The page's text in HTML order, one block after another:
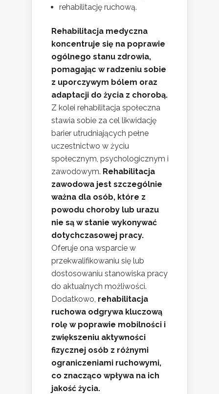
rehabilitację ruchową.
Rehabilitacja medyczna
koncentruje się na poprawie
ogólnego stanu zdrowia,
pomagając w radzeniu sobie
z uporczywym bólem oraz
adaptacji do życia z chorobą.
Z kolei rehabilitacja społeczna
stawia sobie za cel likwidację
barier utrudniających pełne
uczestnictwo w życiu
społecznym, psychologicznym i
zawodowym. Rehabilitacja
zawodowa jest szczególnie
ważna dla osób, które z
powodu choroby lub urazu
nie są w stanie wykonywać
dotychczasowej pracy.
Oferuje ona wsparcie w
przekwalifikowaniu się lub
dostosowaniu stanowiska pracy
do aktualnych możliwości.
Dodatkowo, rehabilitacja
ruchowa odgrywa kluczową
rolę w poprawie mobilności i
zwiększeniu aktywności
fizycznej osób z różnymi
ograniczeniami ruchowymi,
co znacząco wpływa na ich
jakość życia.